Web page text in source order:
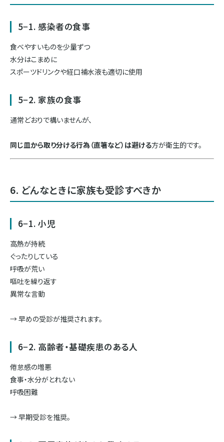
5−1. 感染者の食事
食べやすいものを少量ずつ
水分はこまめに
スポーツドリンクや経口補水液も適切に使用
5−2. 家族の食事
通常どおりで構いませんが、
同じ皿から取り分ける行為（直箸など）は避ける方が衛生的です。
6. どんなときに家族も受診すべきか
6−1. 小児
高熱が持続
ぐったりしている
呼吸が荒い
嘔吐を繰り返す
異常な言動
→ 早めの受診が推奨されます。
6−2. 高齢者・基礎疾患のある人
倦怠感の増悪
食事・水分がとれない
呼吸困難
→ 早期受診を推奨。